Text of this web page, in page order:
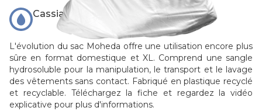
Cassiari 100% durable
L'évolution du sac Moheda offre une utilisation encore plus
sûre en format domestique et XL. Comprend une sangle
hydrosoluble pour la manipulation, le transport et le lavage
des vêtements sans contact. Fabriqué en plastique recyclé
et recyclable. Téléchargez la fiche et regardez la vidéo
explicative pour plus d'informations.